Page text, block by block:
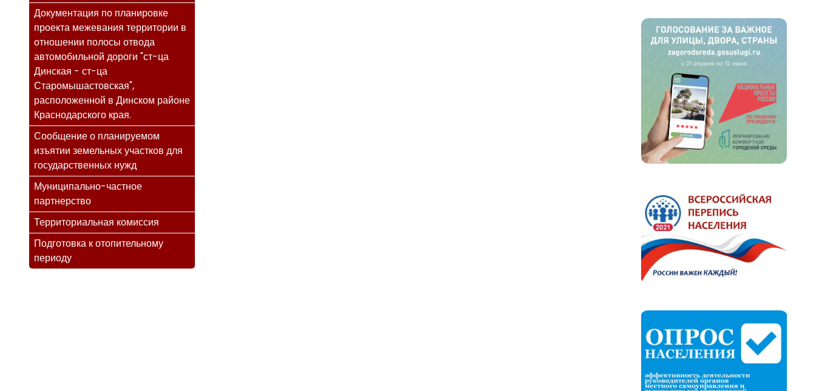
Документация по планировке
проекта межевания территории в
отношении полосы отвода
автомобильной дороги "ст-ца
Динская - ст-ца
Старомышастовская",
расположенной в Динском районе
Краснодарского края.
Сообщение о планируемом
изъятии земельных участков для
государственных нужд
Муниципально-частное
партнерство
Территориальная комиссия
Подготовка к отопительному
периоду